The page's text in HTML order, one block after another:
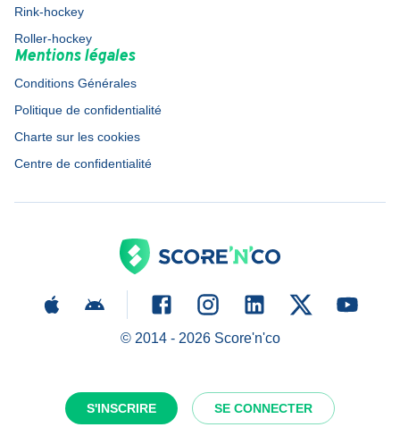
S'INSCRIRE SE CONNECTER
Rink-hockey
Roller-hockey
Mentions légales
Conditions Générales
Politique de confidentialité
Charte sur les cookies
Centre de confidentialité
© 2014 - 2026Score'n'co